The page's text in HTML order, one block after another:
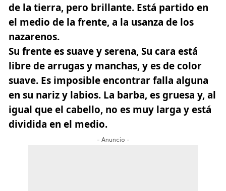
de la tierra, pero brillante. Está partido en
el medio de la frente, a la usanza de los
nazarenos.
Su frente es suave y serena, Su cara está
libre de arrugas y manchas, y es de color
suave. Es imposible encontrar falla alguna
en su nariz y labios. La barba, es gruesa y, al
igual que el cabello, no es muy larga y está
dividida en el medio.
- Anuncio -